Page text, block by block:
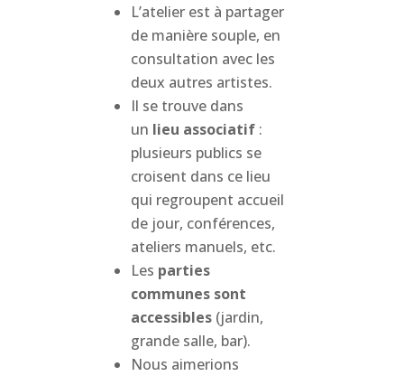
L’atelier est à partager
de manière souple, en
consultation avec les
deux autres artistes.
Il se trouve dans
un lieu associatif:
plusieurs publics se
croisent dans ce lieu
qui regroupent accueil
de jour, conférences,
ateliers manuels, etc.
Les parties
communes sont
accessibles(jardin,
grande salle, bar).
Nous aimerions